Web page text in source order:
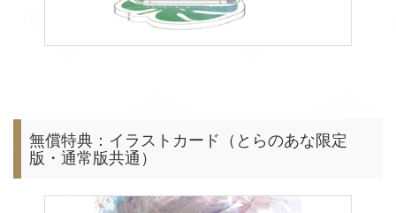
無償特典：イラストカード（とらのあな限定
版・通常版共通）